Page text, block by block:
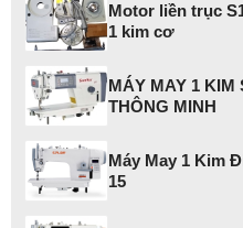
Motor liền trục
1 kim cơ
MÁY MAY 1 KIM
THÔNG MINH
Máy May 1 Kim
15